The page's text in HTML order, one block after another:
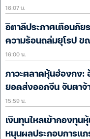
16:07 น.
อิตาลีประกาศเตือนภั
ความร้อนถล่มยุโรป ข
16:00 น.
ภาวะตลาดหุ้นฮ่องกง:
ยอดส่งออกจีน จับตาจ้
15:59 น.
เงินทุนไหลเข้ากองทุน
หนุนผลประกอบการแก